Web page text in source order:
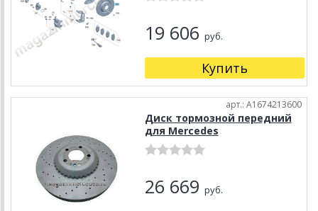
19 606 руб.
Купить
арт.: A1674213600
Диск тормозной передний
для Mercedes
26 669 руб.